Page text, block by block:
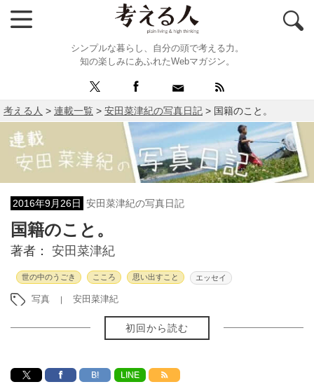
シンプルな暮らし、自分の頭で考える力。
知の楽しみにあふれたWebマガジン。
考える人 > 連載一覧 > 安田菜津紀の写真日記 > 国籍のこと。
2016年9月26日 安田菜津紀の写真日記
国籍のこと。
著者： 安田菜津紀
世の中のうごき こころ 思い出すこと エッセイ
写真 安田菜津紀
初回から読む
B! LINE